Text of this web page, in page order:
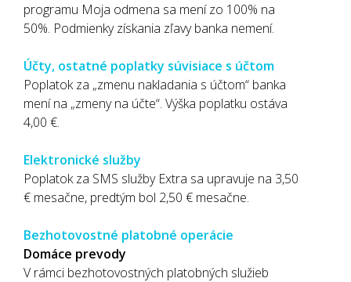
programu Moja odmena sa mení zo 100% na
50%. Podmienky získania zľavy banka nemení.
Účty, ostatné poplatky súvisiace s účtom
Poplatok za „zmenu nakladania s účtom“ banka
mení na „zmeny na účte“. Výška poplatku ostáva
4,00 €.
Elektronické služby
Poplatok za SMS služby Extra sa upravuje na 3,50
€ mesačne, predtým bol 2,50 € mesačne.
Bezhotovostné platobné operácie
Domáce prevody
V rámci bezhotovostných platobných služieb